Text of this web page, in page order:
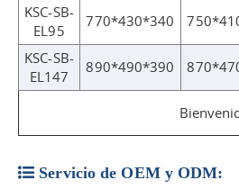
KSC-SB-
EL95
770*430*340
KSC-SB-
EL147
890*490*390
Servicio de OEM y ODM: